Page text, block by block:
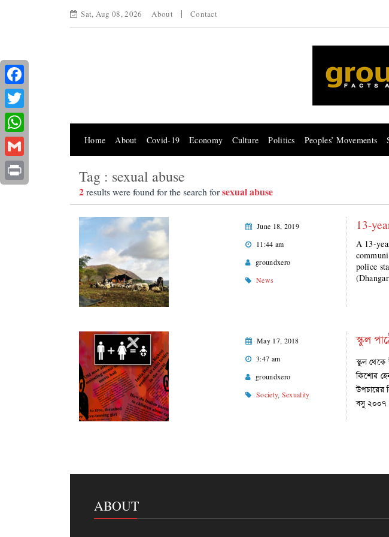
Sat, Aug 08, 2026 About Contact
Home About Covid-19 Economy Culture Politics Peoples’ Movements
Tag : sexual abuse
2results were found for the search forsexual abuse
June 18, 2019
11:44 am
groundxero
News
13-
A 13-
police
May 17, 2018
3:47 am
groundxero
Society, Sexuality
স্কুল
স্কুল থেকে
কিশোর
উপচারের
বসু ২০০৭
ABOUT
Facebook
Twitter
WhatsApp
Gmail